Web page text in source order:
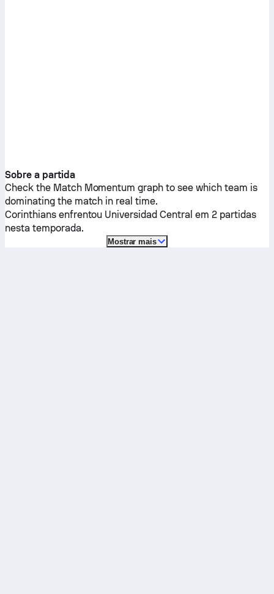
Sobre a partida
Check the Match Momentum graph to see which team is
dominating the match in real time.
Corinthiansenfrentou Universidad Central em 2 partidas
nesta temporada.
Mostrar mais